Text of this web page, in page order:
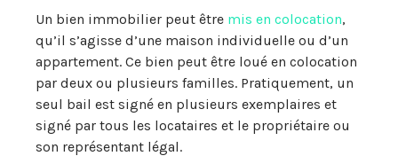
Un bien immobilier peut être mis en colocation,
qu’il s’agisse d’une maison individuelle ou d’un
appartement. Ce bien peut être loué en colocation
par deux ou plusieurs familles. Pratiquement, un
seul bail est signé en plusieurs exemplaires et
signé par tous les locataires et le propriétaire ou
son représentant légal.